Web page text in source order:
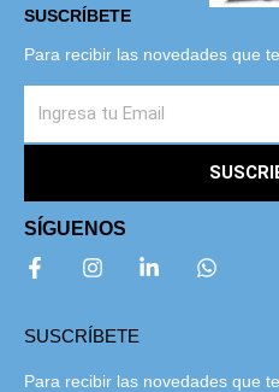
SUSCRÍBETE
Para recibir las novedades que
SÍGUENOS
SUSCRÍBETE
Para recibir las novedades que